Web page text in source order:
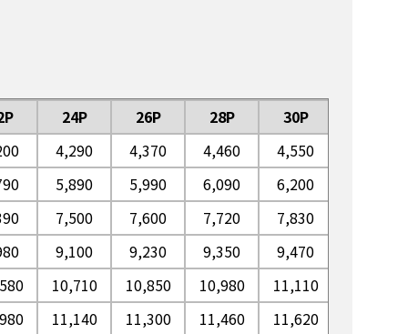
24P 26P 28P 30P
4,290 4,370 4,460 4,550
5,890 5,990 6,090 6,200
7,500 7,600 7,720 7,830
9,100 9,230 9,350 9,470
10,710 10,850 10,980 11,110
11,140 11,300 11,460 11,620